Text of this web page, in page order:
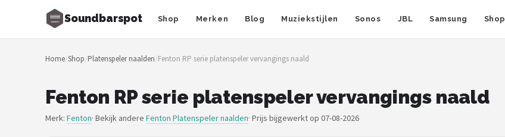
Soundbarspot Shop Merken Blog Muziekstijlen Sonos JBL Samsung Shop
Zoeken
NAVIGATIE
Merken
Home/Shop/Platenspeler naalden/Fenton RP serie platenspeler vervangings naald
Fenton RP serie platenspeler vervangings naald
Merk: Fenton· Bekijk andere Fenton Platenspeler naalden· Prijs bijgewerkt op 07-08-2026